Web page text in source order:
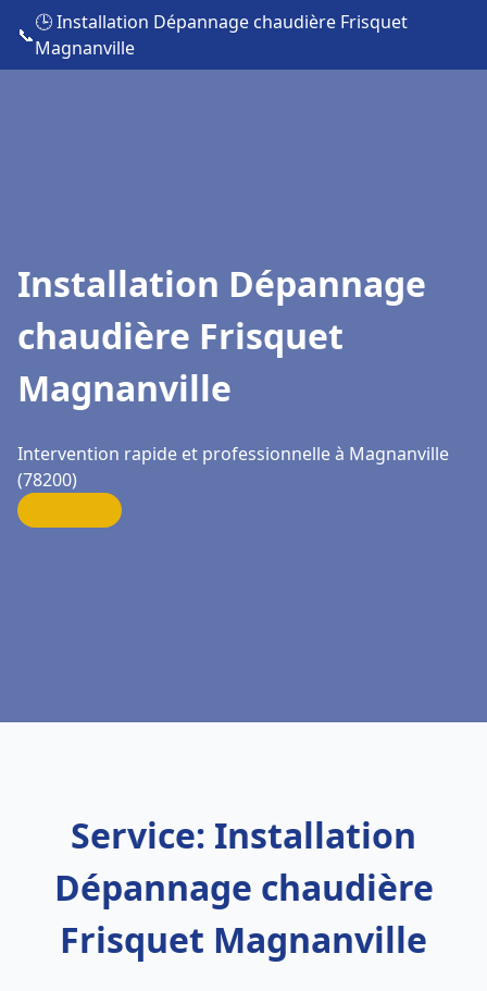
📞
🕒 Installation Dépannage chaudière Frisquet
Magnanville
Installation Dépannage
chaudière Frisquet
Magnanville
Intervention rapide et professionnelle à Magnanville
(78200)
Service: Installation
Dépannage chaudière
Frisquet Magnanville